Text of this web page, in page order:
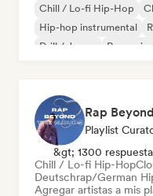
Chill / Lo-fi Hip-Hop
Hip-hop instrumental
Drill / Jersey
Rap en
Rap
Playlist
&gt; 1300
Chill / Lo-fi Hip-Hop
Deutschrap/German
Agregar artistas a mis